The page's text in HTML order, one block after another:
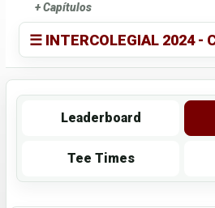
+ Capítulos
☰ INTERCOLEGIAL 2024 -
Leaderboard
Tee Times